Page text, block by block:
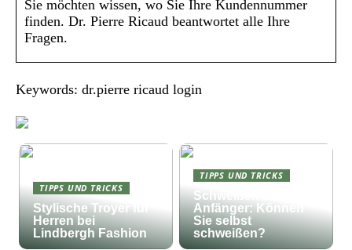
Sie möchten wissen, wo Sie Ihre Kundennummer
finden. Dr. Pierre Ricaud beantwortet alle Ihre
Fragen.
Keywords: dr.pierre ricaud login
TIPPS UND TRICKS
Stylische Troyer für
Herren bei
Lindbergh Fashion
TIPPS UND TRICKS
Schweißen für
Anfänger: Können
Sie selbst
schweißen?